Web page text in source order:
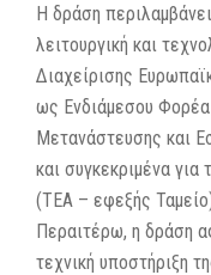
Η δράση
λειτουργική και
Διαχείρισης
ως Ενδιάμεσου
Μετανάστευσης και
και συγκεκριμένα
(ΤΕΑ – εφεξής
Περαιτέρω, η δράση
τεχνική υποστήριξη